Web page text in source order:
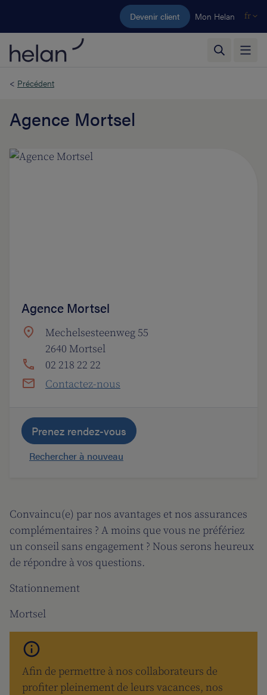
Aller au contenu principal
Devenir client Mon Helan fr
< Précédent
Agence Mortsel
Convaincu(e) par nos avantages et nos assurances
complémentaires ? A moins que vous ne préfériez
un conseil sans engagement ? Nous serons heureux
de répondre à vos questions.
Stationnement
Mortsel
Afin de permettre à nos collaborateurs de
profiter pleinement de leurs vacances, nos
Agence Mortsel
Mechelsesteenweg 55
2640 Mortsel
02 218 22 22
Contactez-nous
Prenez rendez-vous
Rechercher à nouveau